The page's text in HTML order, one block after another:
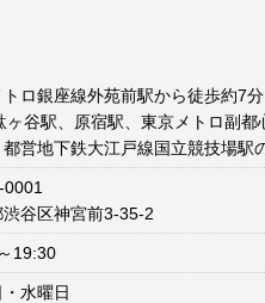
ロ銀座線外苑前駅から徒歩約7分
ヶ谷駅、原宿駅、東京メトロ副
営地下鉄大江戸線国立競技場駅
谷区神宮前3-35-2
19:30
水曜日